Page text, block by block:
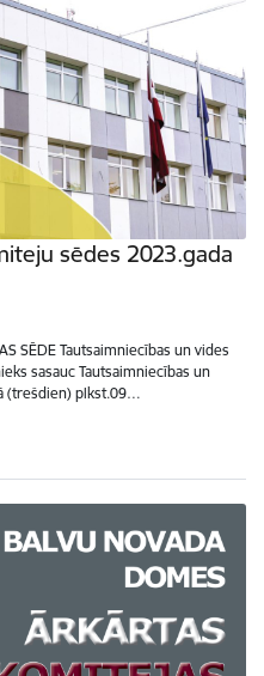
sēdes 2023.gada
SĒDE Tautsaimniecības un vides
sasauc Tautsaimniecības un
(trešdien) plkst.09…